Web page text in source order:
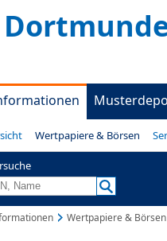
Wertpapiere & Börsen
Wertpapiere & Börsen